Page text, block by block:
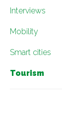
Interviews
Mobility
Smart cities
Tourism